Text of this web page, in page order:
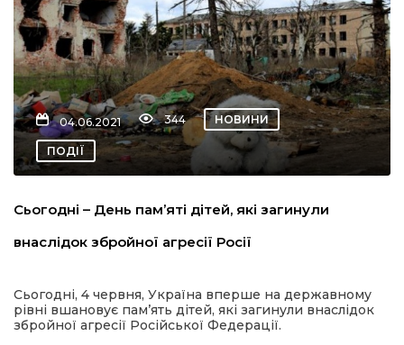
04.06.2021 344 НОВИНИ
ПОДІЇ
Сьогодні – День пам’яті дітей, які загинули
внаслідок збройної агресії Росії
Сьогодні, 4 червня, Україна вперше на державному
рівні вшановує пам’ять дітей, які загинули внаслідок
збройної агресії Російської Федерації.